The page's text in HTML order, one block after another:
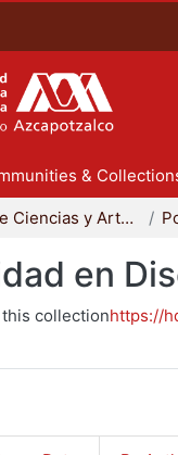
&
División de Ciencias y Artes para el Diseño
en
collectionhttps://